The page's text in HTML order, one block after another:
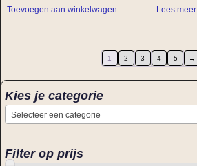
Toevoegen aan winkelwagen Lees meer
1 2 3 4 5 →
Kies je categorie
Selecteer een categorie
Filter op prijs